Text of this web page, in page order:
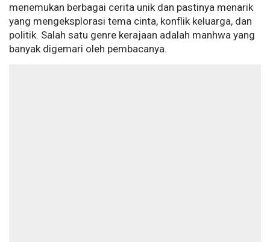
menemukan berbagai cerita unik dan pastinya menarik
yang mengeksplorasi tema cinta, konflik keluarga, dan
politik. Salah satu genre kerajaan adalah manhwa yang
banyak digemari oleh pembacanya.